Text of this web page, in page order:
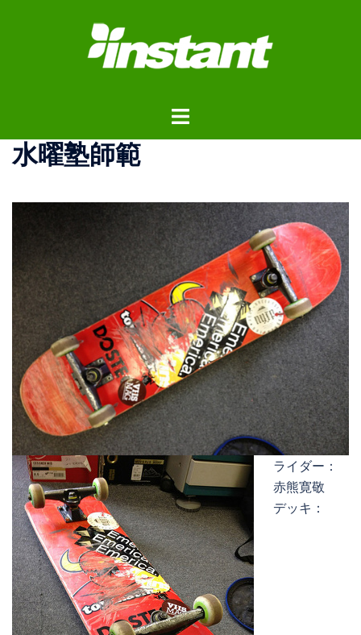
ス
ト
ュ
ー
水曜塾師範
ライダー：
赤熊寛敬
デッキ：